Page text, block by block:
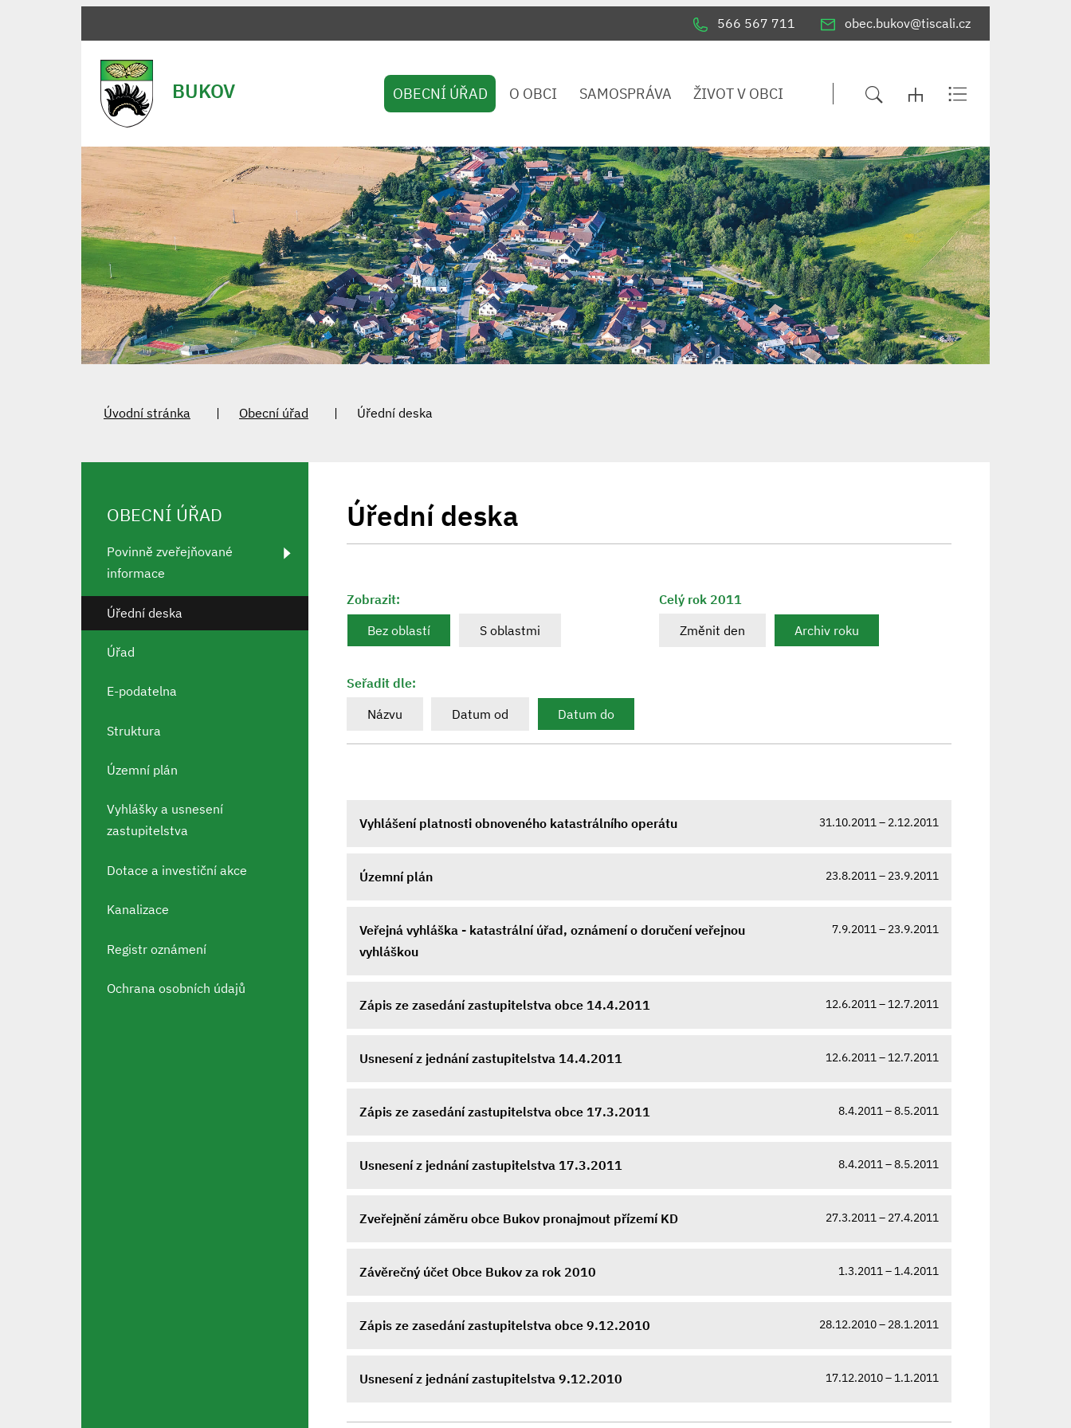
566 567 711 obec.bukov@tiscali.cz
BUKOV OBECNÍ ÚŘAD O OBCI SAMOSPRÁVA ŽIVOT V OBCI
Úvodní stránka Obecní úřad Úřední deska
Úřední deska
Zobrazit:
Bez oblastí
S oblastmi
Celý rok 2011
Změnit den
Archiv roku
Seřadit dle:
Názvu
Datum od Datum do
Vyhlášení platnosti obnoveného katastrálního operátu 31.10.2011 – 2.12.2011
Územní plán 23.8.2011 – 23.9.2011
Veřejná vyhláška - katastrální úřad, oznámení o doručení veřejnou
vyhláškou
7.9.2011 – 23.9.2011
Zápis ze zasedání zastupitelstva obce 14.4.2011 12.6.2011 – 12.7.2011
Usnesení z jednání zastupitelstva 14.4.2011 12.6.2011 – 12.7.2011
Zápis ze zasedání zastupitelstva obce 17.3.2011 8.4.2011 – 8.5.2011
Usnesení z jednání zastupitelstva 17.3.2011 8.4.2011 – 8.5.2011
Zveřejnění záměru obce Bukov pronajmout přízemí KD 27.3.2011 – 27.4.2011
Závěrečný účet Obce Bukov za rok 2010 1.3.2011 – 1.4.2011
Zápis ze zasedání zastupitelstva obce 9.12.2010 28.12.2010 – 28.1.2011
Usnesení z jednání zastupitelstva 9.12.2010 17.12.2010 – 1.1.2011
OBECNÍ ÚŘAD
Povinně zveřejňované
informace
Úřední deska
Úřad
E-podatelna
Struktura
Územní plán
Vyhlášky a usnesení
zastupitelstva
Dotace a investiční akce
Kanalizace
Registr oznámení
Ochrana osobních údajů